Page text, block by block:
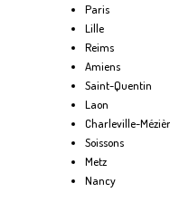
Paris
Lille
Reims
Amiens
Saint-Quentin
Laon
Charleville-
Soissons
Metz
Nancy